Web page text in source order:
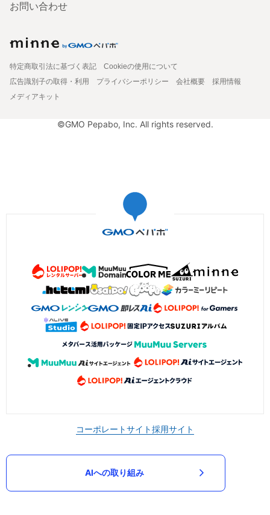
お問い合わせ
特定商取引法に基づく表記
Cookieの使用について
広告識別子の取得・利用
プライバシーポリシー 会社概要
採用情報
メディアキット
©GMO Pepabo, Inc. All rights reserved.
コーポレートサイト採用サイト
AIへの取り組み